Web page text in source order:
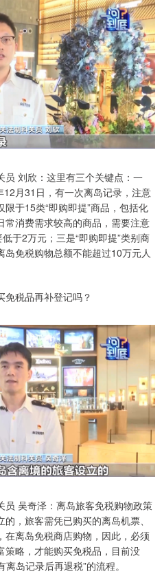
员 刘欣：这里有三个关键点：一
12月31日，有一次离岛记录，注意
于15类“即购即提”商品，包括化
消费需求较高的商品，需要注意
于2万元；三是“即购即提”类别商
免税购物总额不能超过10万元人
免税品再补登记吗？
吴奇泽：离岛旅客免税购物政策
，旅客需凭已购买的离岛机票、
离岛免税商店购物，因此，必须
策略，才能购买免税品，目前没
岛记录后再退税”的流程。